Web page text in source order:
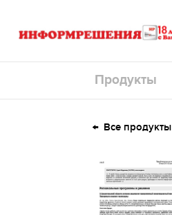
Продукты
Все продукты